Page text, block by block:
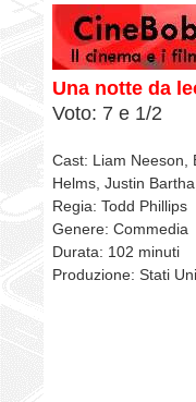
Una notte da
Voto: 7 e 1/2
Cast: Liam Neeson,
Helms, Justin
Regia: Todd Phillips
Genere: Commedia
Durata: 102 minuti
Produzione: Stati